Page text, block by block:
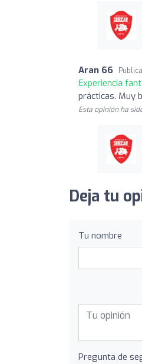
Aran 66
Experiencia
prácticas. Muy
Esta opinión ha
Deja tu
Tu nombre
Pregunta de